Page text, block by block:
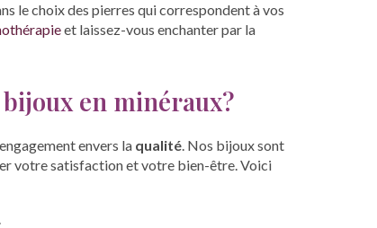
le choix des pierres qui correspondent à vos
et laissez-vous enchanter par la
en minéraux?
envers la qualité. Nos bijoux sont
votre satisfaction et votre bien-être. Voici